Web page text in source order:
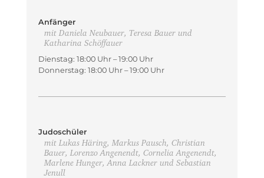
Anfänger
mit Daniela Neubauer, Teresa Bauer und
Katharina Schöffauer
Dienstag: 18:00 Uhr – 19:00 Uhr
Donnerstag: 18:00 Uhr – 19:00 Uhr
Judoschüler
mit Lukas Häring, Markus Pausch, Christian
Bauer, Lorenzo Angenendt, Cornelia Angenendt,
Marlene Hunger, Anna Lackner und Sebastian
Jenull